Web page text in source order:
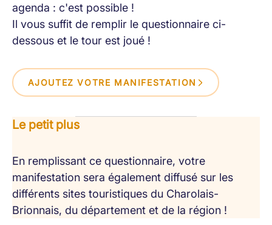
agenda : c'est possible !
Il vous suffit de remplir le questionnaire ci-
dessous et le tour est joué !
AJOUTEZ VOTRE MANIFESTATION
Le petit plus
En remplissant ce questionnaire, votre
manifestation sera également diffusé sur les
différents sites touristiques du Charolais-
Brionnais, du département et de la région !